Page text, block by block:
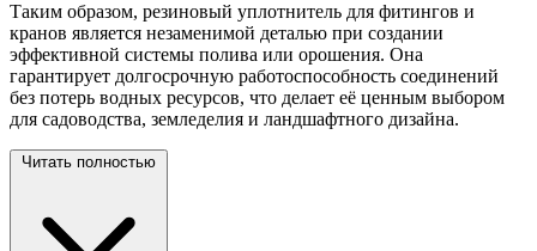
Таким образом, резиновый уплотнитель для фитингов и
кранов является незаменимой деталью при создании
эффективной системы полива или орошения. Она
гарантирует долгосрочную работоспособность соединений
без потерь водных ресурсов, что делает её ценным выбором
для садоводства, земледелия и ландшафтного дизайна.
Читать полностью